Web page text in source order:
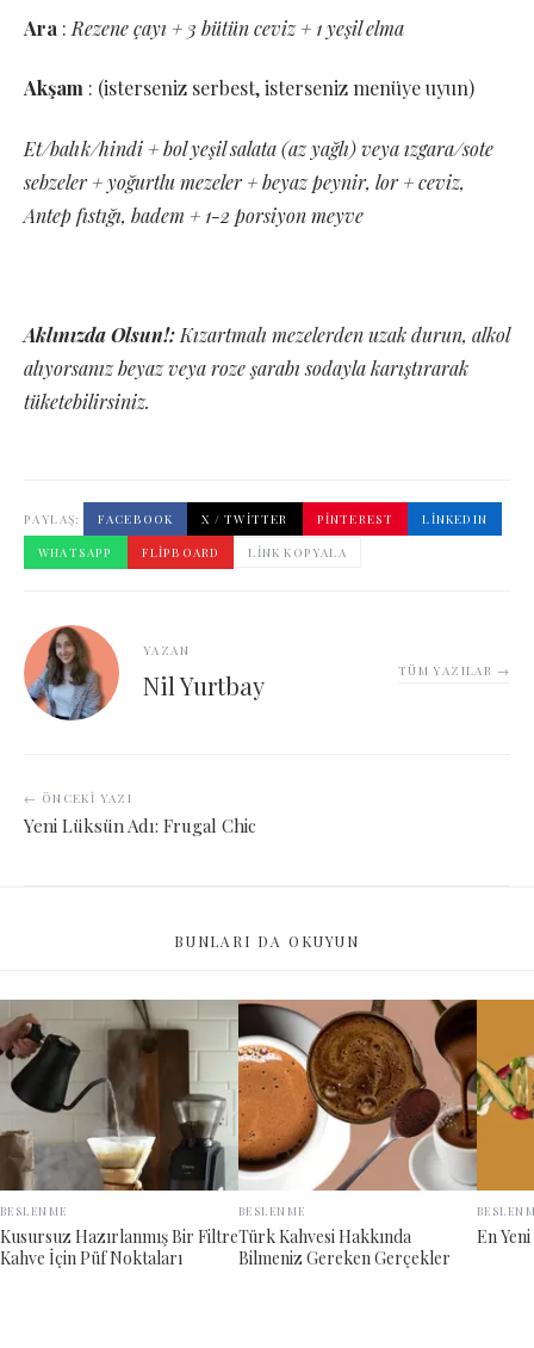
Ara : Rezene çayı + 3 bütün ceviz + 1 yeşil elma
Akşam : (isterseniz serbest, isterseniz menüye uyun)
Et/balık/hindi + bol yeşil salata (az yağlı) veya ızgara/sote
sebzeler + yoğurtlu mezeler + beyaz peynir, lor + ceviz,
Antep fıstığı, badem + 1-2 porsiyon meyve
Aklınızda Olsun!:Kızartmalı mezelerden uzak durun, alkol
alıyorsanız beyaz veya roze şarabı sodayla karıştırarak
tüketebilirsiniz.
PAYLAŞ: FACEBOOK X / TWITTER PINTEREST
LINKEDIN
WHATSAPP
FLIPBOARD LINK KOPYALA
YAZAN
Nil Yurtbay TÜM YAZILAR →
← ÖNCEKI YAZI
Yeni Lüksün Adı: Frugal Chic
BUNLARI DA OKUYUN
BESLENME
Kusursuz Hazırlanmış Bir Filtre
Kahve İçin Püf Noktaları
BESLENME
Türk Kahvesi Hakkında
Bilmeniz Gereken Gerçekler
En